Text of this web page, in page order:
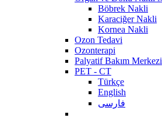
Böbrek Nakli
Karaciğer Nakli
Kornea Nakli
Ozon Tedavi
Ozonterapi
Palyatif Bakım Merkezi
PET - CT
Türkçe
English
فارسی